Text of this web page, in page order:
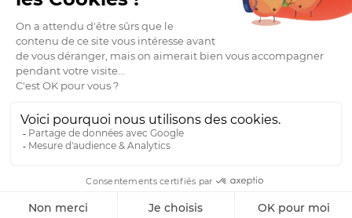
Youtube
Facebook
Instagram
GitHub
Groupe VDN
La French Tech